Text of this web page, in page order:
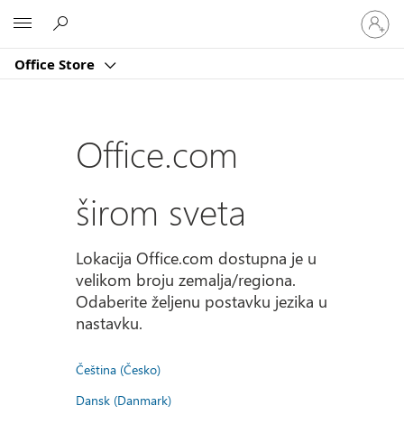
Office Store
Prijavite
se
na
Office.com
širom sveta
Lokacija Office.com dostupna je u
velikom broju zemalja/regiona.
Odaberite željenu postavku jezika u
nastavku.
Čeština (Česko)
Dansk (Danmark)